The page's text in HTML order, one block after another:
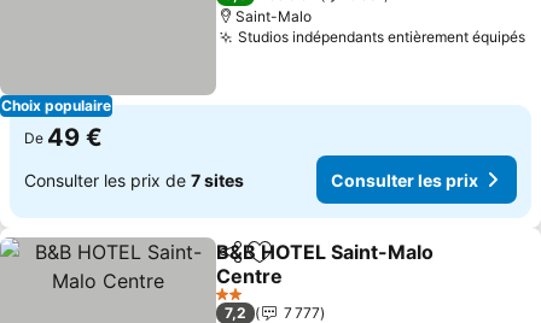
Choix populaire
Saint-Malo
Studios indépendants entièrement équipés
De 49 €
Consulter les prix de 7 sites Consulter les prix
PartagerAjouter à mes favoris
B&B HOTEL Saint-Malo
Centre
Consulter les prix
2 Étoiles
7,2
7 777